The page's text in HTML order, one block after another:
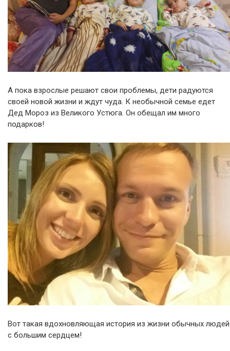
А пока взрослые решают свои проблемы, дети радуются
своей новой жизни и ждут чуда. К необычной семье едет
Дед Мороз из Великого Устюга. Он обещал им много
подарков!
Вот такая вдохновляющая история из жизни обычных людей
с большим сердцем!